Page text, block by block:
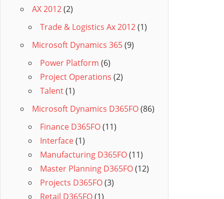
AX 2012(2)
Trade & Logistics Ax 2012(1)
Microsoft Dynamics 365(9)
Power Platform (6)
Project Operations (2)
Talent(1)
Microsoft Dynamics D365FO(86)
Finance D365FO(11)
Interface(1)
Manufacturing D365FO(11)
Master Planning D365FO(12)
Projects D365FO(3)
Retail D365FO(1)